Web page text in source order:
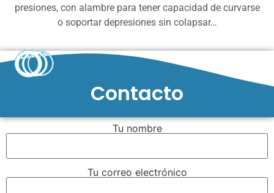
presiones, con alambre para tener capacidad de curvarse
o soportar depresiones sin colapsar…
Contacto
Tu nombre
Tu correo electrónico